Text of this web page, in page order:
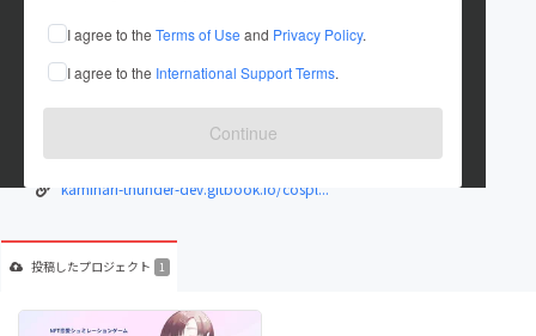
I agree to the Terms of Use and Privacy Policy.
I agree to the International Support Terms.
Continue
これまでに1件のプロジェクトを投稿しています
在住国：日本 現在地：新潟県
出身国：日本 出身地：未設定
ゲーム開発チーム「KAMINARI Thunder」です。
kaminari-thunder-dev.gitbook.io/cospl...
投稿したプロジェクト 1